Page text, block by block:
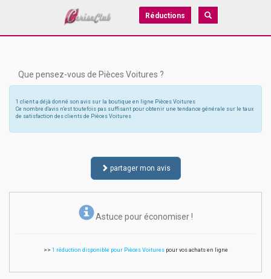
Réductions
Que pensez-vous de Pièces Voitures ?
1 client a déjà donné son avis sur la boutique en ligne Pièces Voitures
Ce nombre d'avis n'est toutefois pas suffisant pour obtenir une tendance générale sur le taux
de satisfaction des clients de Pièces Voitures
partager mon avis
Astuce pour économiser !
>> 1 réduction disponible pour Pièces Voiturespour vos achats en ligne